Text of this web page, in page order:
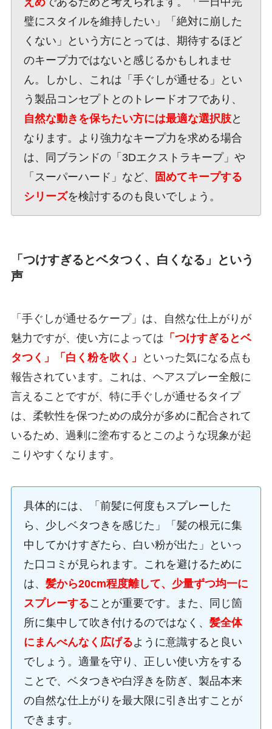
璧にスタイルを維持したい」「絶対に崩した
くない」という方にとっては、期待するほど
のキープ力ではないと感じるかもしれませ
ん。しかし、これは「手ぐしが通せる」とい
う製品コンセプトとのトレードオフであり、
自然な動きを保ちたい方には最適な選択肢と
なります。より強力なキープ力を求める場合
は、同ブランドの「3Dエクストラキープ」や
「スーパーハード」など、
固めてキープする
シリーズを検討するのも良いでしょう。
「つけすぎるとベタつく、白くなる」という
声
「手ぐしが通せるケープ」は、自然な仕上がりが
魅力ですが、使い方によっては 「つけすぎるとベ
タつく」「白く粉を吹く」
といった気になる点も
報告されています。これは、ヘアスプレー全般に
言えることですが、特に手ぐしが通せるタイプ
は、柔軟性を保つための成分が多めに配合されて
いるため、過剰に塗布するとこのような現象が起
こりやすくなります。
具体的には、「前髪に何度もスプレーした
ら、少しベタつきを感じた」「髪の根元に集
中してかけすぎたら、白い粉が出た」といっ
た口コミが見られます。これを避けるために
は、 髪から20cm程度離して、少量ずつ均一に
スプレーすることが重要です。また、同じ箇
所に集中して吹き付けるのではなく、 髪全体
にまんべんなく広げるように意識すると良い
でしょう。適量を守り、正しい使い方をする
ことで、ベタつきや白浮きを防ぎ、製品本来
の自然な仕上がりを最大限に引き出すことが
できます。